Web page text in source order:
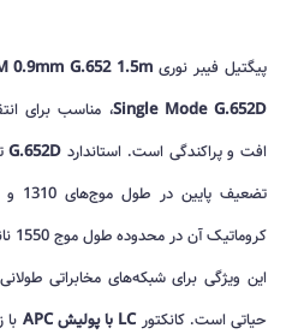
پیگتیل فیبر نوریLC-APC SM 0.9mm G.652 1.5m
Single Mode G.652D، مناسب برای
افت و پراکندگی است. استاندارد G.652D
این ویژگی برای شبکه‌های مخابراتی طولانی
حیاتی است. کانکتورLC با پولیش APC